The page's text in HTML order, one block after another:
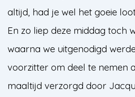
altijd, had je wel het goeie
En zo liep deze middag toch
waarna we uitgenodigd
voorzitter om deel te nemen
maaltijd verzorgd door